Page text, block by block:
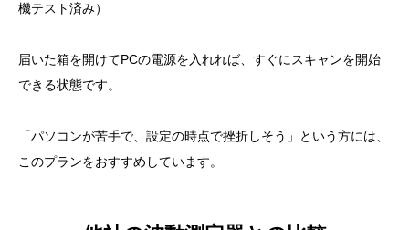
機テスト済み）
届いた箱を開けてPCの電源を入れれば、すぐにスキャンを開始
できる状態です。
「パソコンが苦手で、設定の時点で挫折しそう」という方には、
このプランをおすすめしています。